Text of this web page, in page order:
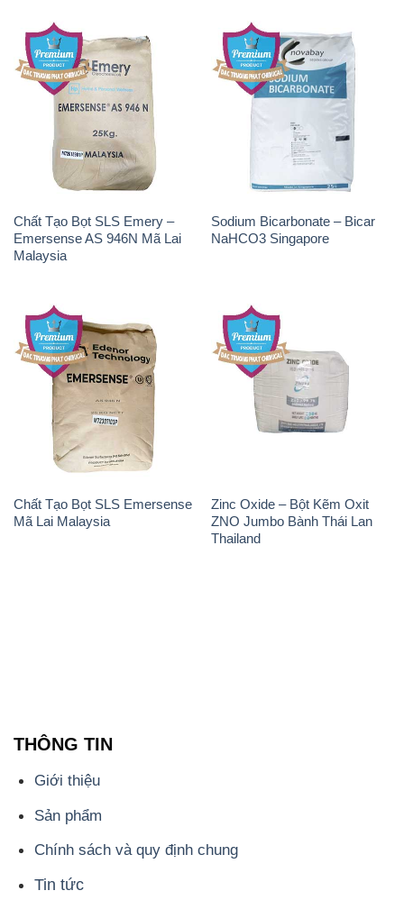
Chất Tạo Bọt SLS Emery –
Emersense AS 946N Mã Lai
Malaysia
Sodium Bicarbonate – Bicar
NaHCO3 Singapore
Chất Tạo Bọt SLS Emersense
Mã Lai Malaysia
Zinc Oxide – Bột Kẽm Oxit
ZNO Jumbo Bành Thái Lan
Thailand
THÔNG TIN
Giới thiệu
Sản phẩm
Chính sách và quy định chung
Tin tức